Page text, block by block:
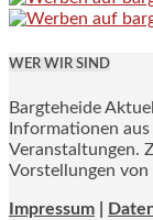
WER WIR SIND
Bargteheide
Informationen
Veranstaltungen.
Vorstellungen von
Impressum